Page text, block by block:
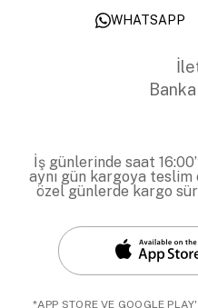
WHATSAPP
İş günlerinde saat
aynı gün kargoya
özel günlerde kargo
*APP STORE VE GOOGLE